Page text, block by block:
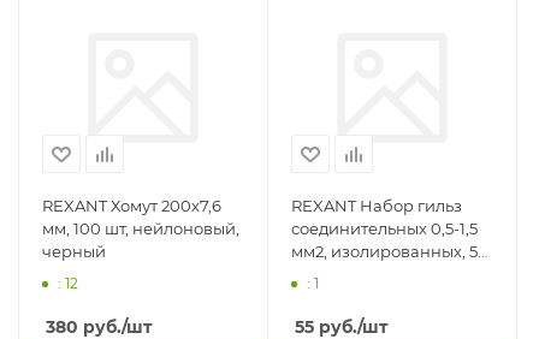
REXANT Хомут 200х7,6
мм, 100 шт, нейлоновый,
черный
: 12
380 руб./шт
REXANT Набор гильз
соединительных 0,5-1,5
мм2, изолированных, 5
: 1
55 руб./шт